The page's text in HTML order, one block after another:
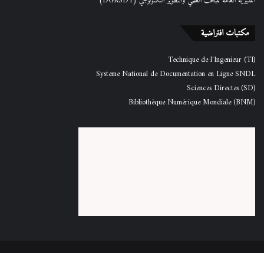
مكتبات افتراضية
Technique de l'Ingenieur (TI)
Systeme National de Documentation en Ligne SNDL
Sciences Directes (SD)
Bibliothèque Numérique Mondiale (BNM)